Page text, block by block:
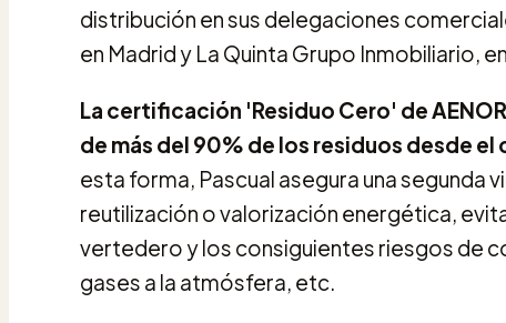
distribución en sus delegaciones
en Madrid y La Quinta Grupo Inmobiliario,
La certificación 'Residuo Cero' de
de más del 90% de los residuos desde
esta forma, Pascual asegura una segunda
reutilización o valorización energética,
vertedero y los consiguientes riesgos de
gases a la atmósfera, etc.